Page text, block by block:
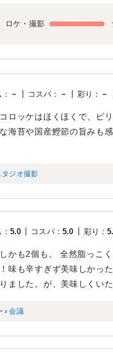
ロケ・撮影
： － コスパ ： － 彩り ： －
ロッケはほくほくで、ピ
海苔や国産鰹節の旨みも
タジオ撮影
： 5.0 コスパ： 5.0 彩り ：
かも2個も。 全然脂っこ
味も辛すぎず美味しかっ
ました。が、美味しくい
›会議